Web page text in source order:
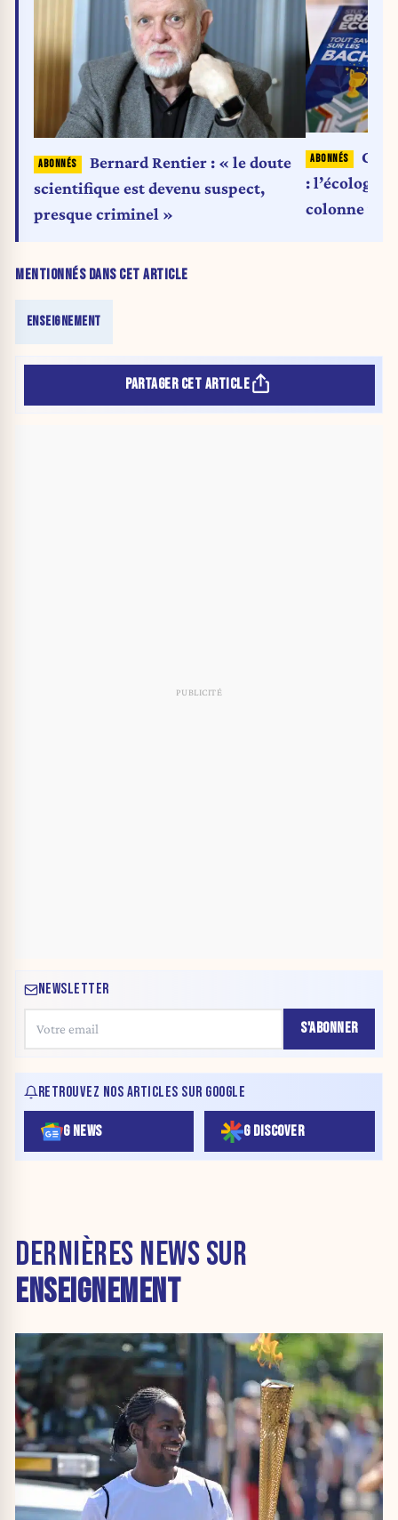
MENTIONNÉS DANS CET ARTICLE
ENSEIGNEMENT
Bernard Rentier : « le doute
scientifique est devenu suspect,
presque criminel »
: l’écologie
colonne
PARTAGER CET ARTICLE
NEWSLETTER
S'ABONNER
RETROUVEZ NOS ARTICLES SUR GOOGLE
G NEWS G DISCOVER
DERNIÈRES NEWS SUR
ENSEIGNEMENT